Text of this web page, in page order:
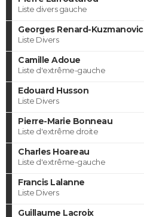
Liste divers gauche
Georges Renard-Kuzmanovic
Liste Divers
Camille Adoue
Liste d'extrême-gauche
Edouard Husson
Liste Divers
Pierre-Marie Bonneau
Liste d'extrême droite
Charles Hoareau
Liste d'extrême-gauche
Francis Lalanne
Liste Divers
Guillaume Lacroix